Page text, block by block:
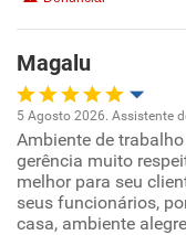
Benefícios
Recomenda esta
Recomenda a
Magalu
Oportunidade de
Ambiente de trabalho
5 Agosto 2026. Assistente
Ambiente de
gerência muito
melhor para seu
seus funcionários,
casa, ambiente